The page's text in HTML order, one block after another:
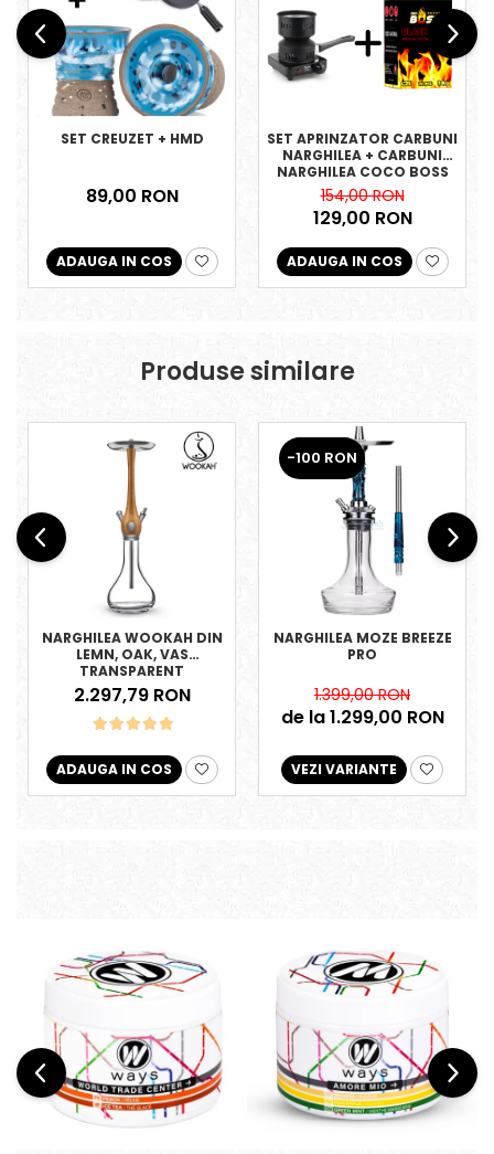
SET CREUZET + HMD
89,00 RON
ADAUGA IN COS
SET APRINZATOR CARBUNI
NARGHILEA + CARBUNI
NARGHILEA COCO BOSS
154,00 RON
129,00 RON
ADAUGA IN COS
Produse similare
NARGHILEA WOOKAH DIN
LEMN, OAK, VAS
TRANSPARENT
2.297,79 RON
ADAUGA IN COS
-100 RON
NARGHILEA MOZE BREEZE
PRO
1.399,00 RON
de la 1.299,00 RON
VEZI VARIANTE